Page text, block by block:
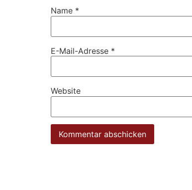
Name *
E-Mail-Adresse *
Website